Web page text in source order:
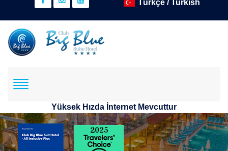
Yüksek Hızda İnternet Mevcuttur
Rezervasyon